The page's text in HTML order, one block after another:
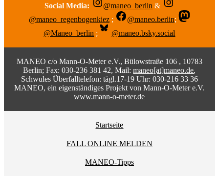
Social Media: @maneo_berlin &
@maneo_regenbogenkiez ; @maneo.berlin;
@Maneo_berlin ; @maneo.bsky.social
MANEO c/o Mann-O-Meter e.V., Bülowstraße 106 , 10783
Berlin; Fax: 030-236 381 42, Mail:maneo[at]maneo.de,
Schwules Überfalltelefon: tägl.17-19 Uhr: 030-216 33 36
MANEO, ein eigenständiges Projekt von Mann-O-Meter e.V.
www.mann-o-meter.de
Startseite
FALL ONLINE MELDEN
MANEO-Tipps